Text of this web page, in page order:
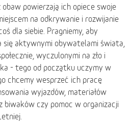
powierzają ich opiece swoje
na odkrywanie i rozwijanie
dla siebie. Pragniemy, aby
się aktywnymi obywatelami świata,
wyczulonymi na zło i
- tego od początku uczymy w
chcemy wesprzeć ich pracę
wyjazdów, materiałów
biwaków czy pomoc w organizacji